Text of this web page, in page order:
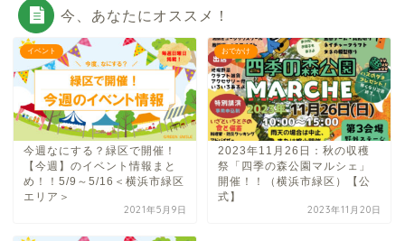
今、あなたにオススメ！
イベント
今週なにする？緑区で開催！
【今週】のイベント情報まと
め！！5/9～5/16＜横浜市緑区
エリア＞
2021年5月9日
おでかけ
2023年11月26日：秋の収穫
祭「四季の森公園マルシェ」
開催！！（横浜市緑区）【公
式】
2023年11月20日